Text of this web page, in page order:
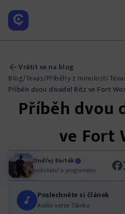
Vrátit se na blog
Blog/Texas/Příběhy z minulosti
Příběh dvou divadel Ritz ve Fort
Příběh dvou
ve Fort
Ondřej Barták
podnikatel a programátor
Poslechněte si článek
Audio verze článku